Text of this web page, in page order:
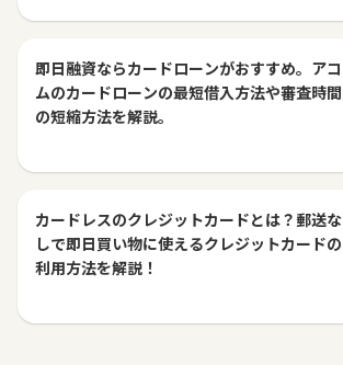
即日融資ならカードローンがおすすめ。アコ
ムのカードローンの最短借入方法や審査時間
の短縮方法を解説。
カードレスのクレジットカードとは？郵送な
しで即日買い物に使えるクレジットカードの
利用方法を解説！